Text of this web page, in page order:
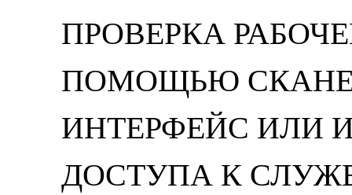
ПРОВЕРКА
ПОМОЩЬЮ
ИНТЕРФЕЙС ИЛИ
ДОСТУПА К